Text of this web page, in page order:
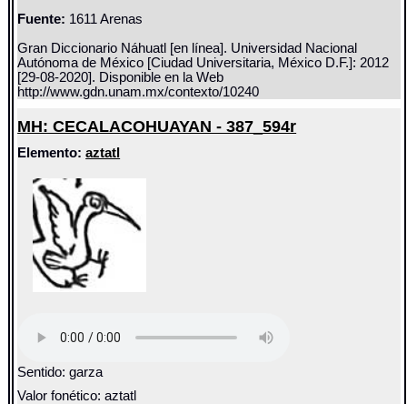
Fuente: 1611 Arenas
Gran Diccionario Náhuatl [en línea]. Universidad Nacional
Autónoma de México [Ciudad Universitaria, México D.F.]: 2012
[29-08-2020]. Disponible en la Web
http://www.gdn.unam.mx/contexto/10240
MH: CECALACOHUAYAN - 387_594r
Elemento:aztatl
Sentido: garza
Valor fonético: aztatl